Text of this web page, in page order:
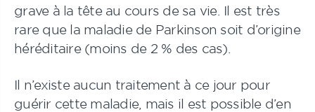
grave à la tête au cours de sa vie. Il est très
rare que la maladie de Parkinson soit d’origine
héréditaire (moins de 2 % des cas).
Il n’existe aucun traitement à ce jour pour
guérir cette maladie, mais il est possible d’en